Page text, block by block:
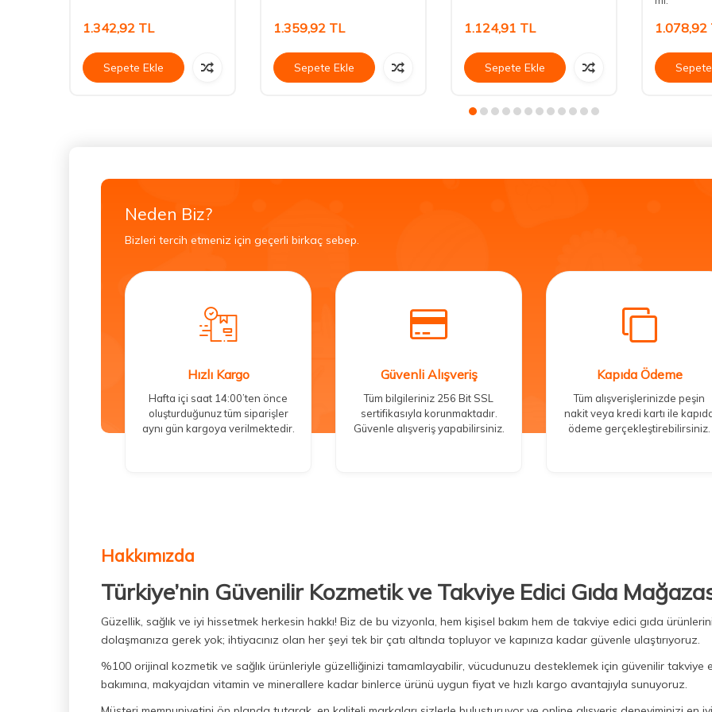
1.342,92 TL
Sepete Ekle
1.359,92 TL
Sepete Ekle
1.124,91 TL
Sepete Ekle
1.078,92
Neden Biz?
Bizleri tercih etmeniz için geçerli birkaç sebep.
Hızlı Kargo
Hafta içi saat 14:00’ten önce
oluşturduğunuz tüm siparişler
aynı gün kargoya verilmektedir.
Güvenli Alışveriş
Tüm bilgileriniz 256 Bit SSL
sertifikasıyla korunmaktadır.
Güvenle alışveriş yapabilirsiniz.
Kapıda Ödeme
Tüm alışverişlerinizde peşin
nakit veya kredi kartı ile
ödeme gerçekleştirebilirsiniz.
Hakkımızda
Türkiye’nin Güvenilir Kozmetik ve Takviye Edici Gıda
Güzellik, sağlık ve iyi hissetmek herkesin hakkı! Biz de bu vizyonla, hem kişisel bakım hem de takviye edici gıda
dolaşmanıza gerek yok; ihtiyacınız olan her şeyi tek bir çatı altında topluyor ve kapınıza kadar güvenle ulaştırıyoruz.
%100 orijinal kozmetik ve sağlık ürünleriyle güzelliğinizi tamamlayabilir, vücudunuzu desteklemek için güvenilir takviye
bakımına, makyajdan vitamin ve minerallere kadar binlerce ürünü uygun fiyat ve hızlı kargo avantajıyla sunuyoruz.